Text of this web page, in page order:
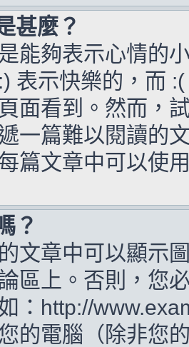
甚麼？
能夠表示心情的
表示快樂的，而
面看到。然而，
一篇難以閱讀的
篇文章中可以使
？
文章中可以顯示
區上。否則，您
：http://
的電腦（除非您